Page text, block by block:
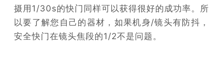
摄用1/30s的快门同样可以获得很好的成功率。所
以要了解您自己的器材，如果机身/镜头有防抖，
安全快门在镜头焦段的1/2不是问题。